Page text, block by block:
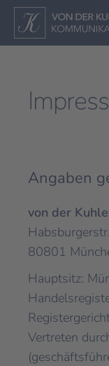
Angaben
von der
80801
Hauptsitz:
Vertreten